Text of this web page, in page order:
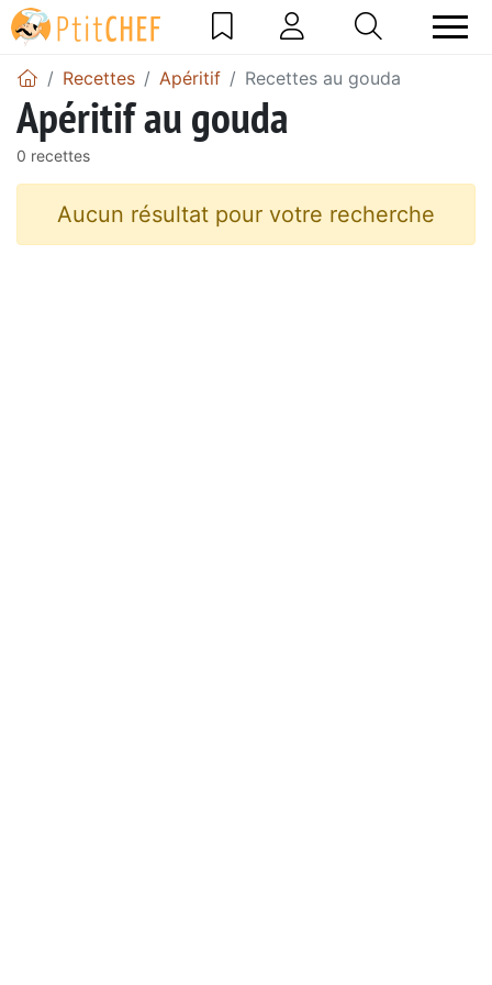
Recettes Apéritif Recettes au gouda
Apéritif au gouda
0 recettes
Aucun résultat pour votre recherche